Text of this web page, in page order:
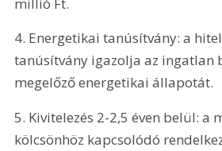
millió Ft.
4. Energetikai tanúsítvány: a
tanúsítvány igazolja az ingatlan
megelőző energetikai állapotát.
5. Kivitelezés 2-2,5 éven belül: a
kölcsönhöz kapcsolódó